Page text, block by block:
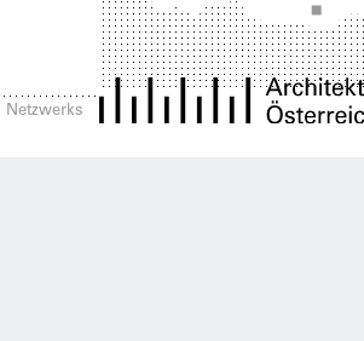
Netzwerks